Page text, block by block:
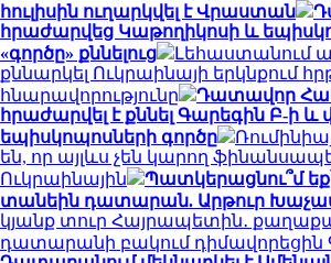
հուլիսին ուղարկվել է Վրաստան
հրաժարվեց Կաթողիկոսի և
«գործը» քննելուց
Լեհաստանում
քննարկել Ուկրաինայի երկնքում
հնարավորությունը
Դատավոր
հրաժարվել է քննել Գարեգին Բ-ի և
եպիսկոպոսների գործը
են, որ այլևս չեն կարող
Ուկրաինային
Պատկերացնու՞մ
տանեին դատարան. Արթուր
կյանք տուր Հայրապետին․
դատարանի բակում դիմավորեցին